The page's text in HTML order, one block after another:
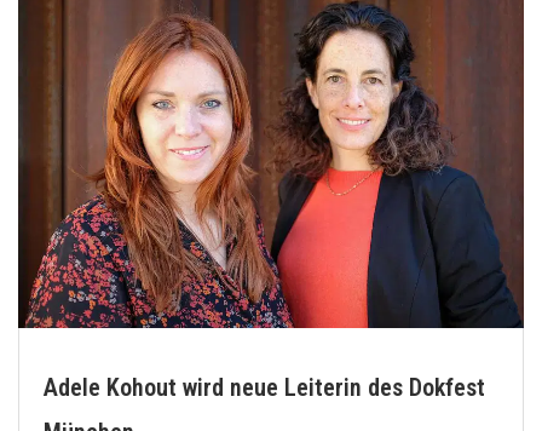
Adele Kohout wird neue Leiterin des Dokfest